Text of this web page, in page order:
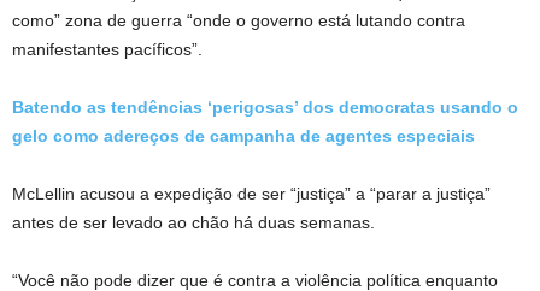
como” zona de guerra “onde o governo está lutando contra
manifestantes pacíficos”.
Batendo as tendências ‘perigosas’ dos democratas usando o
gelo como adereços de campanha de agentes especiais
McLellin acusou a expedição de ser “justiça” a “parar a justiça”
antes de ser levado ao chão há duas semanas.
“Você não pode dizer que é contra a violência política enquanto